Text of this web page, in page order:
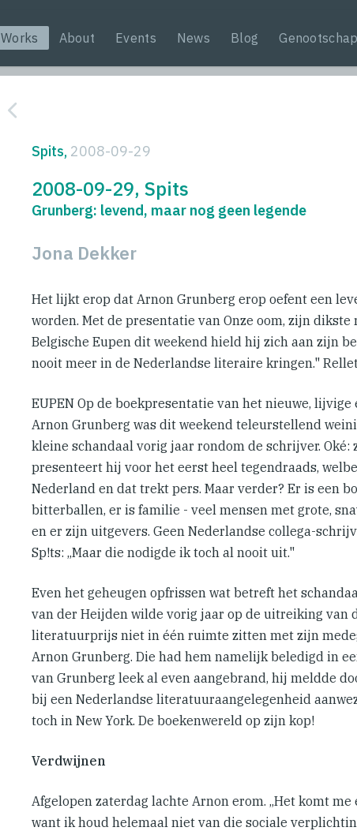
Works About Events News Blog Genootschap
Spits, 2008-09-29
2008-09-29, Spits
Grunberg: levend, maar nog geen legende
Jona Dekker
Het lijkt erop dat Arnon Grunberg erop oefent een
worden. Met de presentatie van Onze oom, zijn
Belgische Eupen dit weekend hield hij zich aan zijn
nooit meer in de Nederlandse literaire kringen."
EUPEN Op de boekpresentatie van het nieuwe, lijvige
Arnon Grunberg was dit weekend teleurstellend
kleine schandaal vorig jaar rondom de schrijver. Oké:
presenteert hij voor het eerst heel tegendraads,
Nederland en dat trekt pers. Maar verder? Er is een
bitterballen, er is familie - veel mensen met grote,
en er zijn uitgevers. Geen Nederlandse collega-
Sp!ts: ,,Maar die nodigde ik toch al nooit uit."
Even het geheugen opfrissen wat betreft het
van der Heijden wilde vorig jaar op de uitreiking van
literatuurprijs niet in één ruimte zitten met zijn
Arnon Grunberg. Die had hem namelijk beledigd in
van Grunberg leek al even aangebrand, hij meldde
bij een Nederlandse literatuuraangelegenheid
toch in New York. De boekenwereld op zijn kop!
Verdwijnen
Afgelopen zaterdag lachte Arnon erom. ,,Het komt
want ik houd helemaal niet van die sociale